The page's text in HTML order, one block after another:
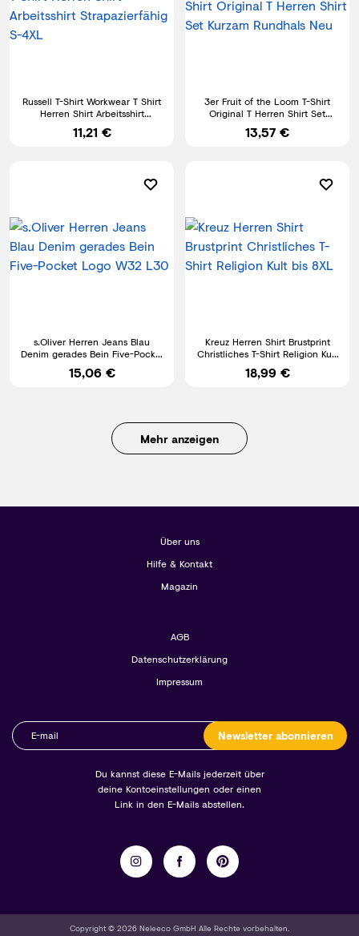
Russell T-Shirt Workwear T Shirt
Herren Shirt Arbeitsshirt
Strapazierfähig S-4XL
11,21 €
3er Fruit of the Loom T-Shirt
Original T Herren Shirt Set
Kurzam Rundhals Neu
13,57 €
s.Oliver Herren Jeans Blau
Denim gerades Bein Five-Pocket
Logo W32 L30
15,06 €
Kreuz Herren Shirt Brustprint
Christliches T-Shirt Religion Kult
bis 8XL
18,99 €
Mehr anzeigen
Über uns
Hilfe & Kontakt
Magazin
AGB
Datenschutzerklärung
Impressum
Newsletter abonnieren
Du kannst diese E-Mails jederzeit über
deine Kontoeinstellungen oder einen
Link in den E-Mails abstellen.
Copyright © 2026 Neleeco GmbH Alle Rechte vorbehalten.